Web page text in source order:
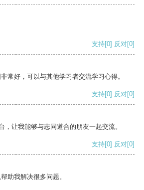
支持[0] 反对[0]
常好，可以与其他学习者交流学习心得。
支持[0] 反对[0]
，让我能够与志同道合的朋友一起交流。
支持[0] 反对[0]
助我解决很多问题。